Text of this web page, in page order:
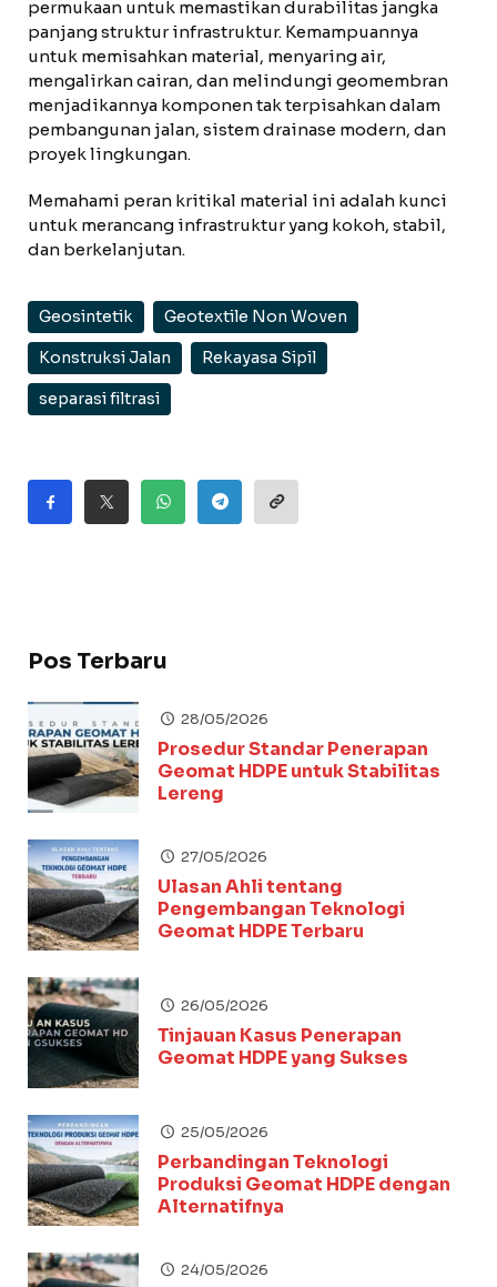
permukaan untuk memastikan durabilitas jangka
panjang struktur infrastruktur. Kemampuannya
untuk memisahkan material, menyaring air,
mengalirkan cairan, dan melindungi geomembran
menjadikannya komponen tak terpisahkan dalam
pembangunan jalan, sistem drainase modern, dan
proyek lingkungan.
Memahami peran kritikal material ini adalah kunci
untuk merancang infrastruktur yang kokoh, stabil,
dan berkelanjutan.
Geosintetik Geotextile Non Woven
Konstruksi Jalan Rekayasa Sipil
separasi filtrasi
Pos Terbaru
28/05/2026
Prosedur Standar Penerapan
Geomat HDPE untuk Stabilitas
Lereng
27/05/2026
Ulasan Ahli tentang
Pengembangan Teknologi
Geomat HDPE Terbaru
26/05/2026
Tinjauan Kasus Penerapan
Geomat HDPE yang Sukses
25/05/2026
Perbandingan Teknologi
Produksi Geomat HDPE dengan
Alternatifnya
24/05/2026